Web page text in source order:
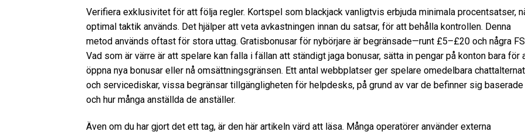
Verifiera exklusivitet för att följa regler. Kortspel som blackjack vanligtvis erbjuda minimala procentsatser,
optimal taktik används. Det hjälper att veta avkastningen innan du satsar, för att behålla kontrollen. Denna
metod används oftast för stora uttag. Gratisbonusar för nybörjare är begränsade—runt £5–£20 och några
Vad som är värre är att spelare kan falla i fällan att ständigt jaga bonusar, sätta in pengar på konton bara för
öppna nya bonusar eller nå omsättningsgränsen. Ett antal webbplatser ger spelare omedelbara
och servicediskar, vissa begränsar tillgängligheten för helpdesks, på grund av var de befinner sig baserade
och hur många anställda de anställer.
Även om du har gjort det ett tag, är den här artikeln värd att läsa. Många operatörer använder externa